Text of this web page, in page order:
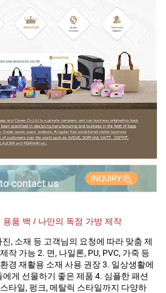
품 백 / 나만의 독점 가방 제작
, 소재 등 고객님의 요청에 따라 맞춤 제
작 가능 2. 면, 나일론, PU, PVC, 가죽 등
경 재활용 소재 사용 권장 3. 일상생활에
게 선물하기 좋은 제품 4. 심플한 패션
타일, 펑크, 메탈릭 스타일까지 다양하